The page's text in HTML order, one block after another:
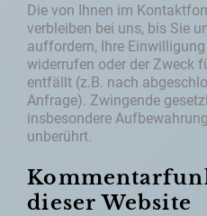
Die von Ihnen im
verbleiben bei uns, bis Sie
auffordern, Ihre
widerrufen oder der Zweck
entfällt (z.B. nach
Anfrage). Zwingende
insbesondere
unberührt.
dieser Website